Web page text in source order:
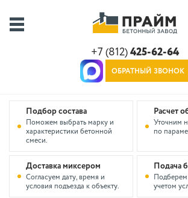
+7 (812) 425-62-64
ОБРАТНЫЙ ЗВОНОК
Подбор состава
Поможем выбрать марку и
характеристики бетонной
смеси.
Расчет
Уточним
по
Доставка миксером
Согласуем дату, время и
условия подъезда к объекту.
Подача
учетом